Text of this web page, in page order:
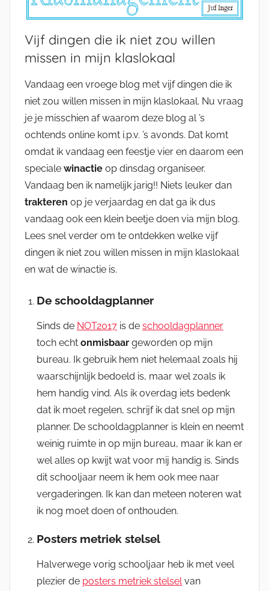
Vijf dingen die ik niet zou willen
missen in mijn klaslokaal
Vandaag een vroege blog met vijf dingen die ik
niet zou willen missen in mijn klaslokaal. Nu vraag
je je misschien af waarom deze blog al ’s
ochtends online komt i.p.v. ’s avonds. Dat komt
omdat ik vandaag een feestje vier en daarom een
speciale winactie op dinsdag organiseer.
Vandaag ben ik namelijk jarig!! Niets leuker dan
trakteren op je verjaardag en dat ga ik dus
vandaag ook een klein beetje doen via mijn blog.
Lees snel verder om te ontdekken welke vijf
dingen ik niet zou willen missen in mijn klaslokaal
en wat de winactie is.
De schooldagplanner
Sinds de NOT2017 is de schooldagplanner
toch echt onmisbaar geworden op mijn
bureau. Ik gebruik hem niet helemaal zoals hij
waarschijnlijk bedoeld is, maar wel zoals ik
hem handig vind. Als ik overdag iets bedenk
dat ik moet regelen, schrijf ik dat snel op mijn
planner. De schooldagplanner is klein en neemt
weinig ruimte in op mijn bureau, maar ik kan er
wel alles op kwijt wat voor mij handig is. Sinds
dit schooljaar neem ik hem ook mee naar
vergaderingen. Ik kan dan meteen noteren wat
ik nog moet doen of onthouden.
Posters metriek stelsel
Halverwege vorig schooljaar heb ik met veel
plezier de posters metriek stelsel van